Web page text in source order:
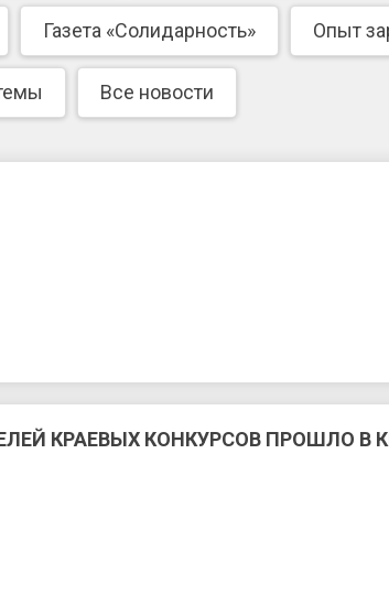
Газета «Солидарность» Опыт
Все новости
КРАЕВЫХ КОНКУРСОВ ПРОШЛО В